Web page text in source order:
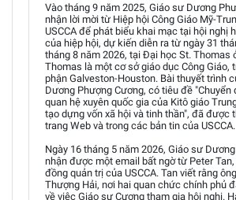
Vào tháng 9 năm 2025, Giáo sư Dương
nhận lời mời từ Hiệp hội Công Giáo Mỹ-
USCCA để phát biểu khai mạc tại hội nghị
của hiệp hội, dự kiến diễn ra từ ngày 31
tháng 8 năm 2026, tại Đại học St. Thomas
Thomas là một cơ sở giáo dục Công Giáo,
phận Galveston-Houston. Bài thuyết trình
Dương Phượng Cương, có tiêu đề "Chuyển
quan hệ xuyên quốc gia của Kitô giáo
tạo dựng vốn xã hội và tinh thần", đã được
trang Web và trong các bản tin của USCCA.
Ngày 16 tháng 5 năm 2026, Giáo sư
nhận được một email bất ngờ từ Peter
đồng quản trị của USCCA. Tan viết rằng
Thượng Hải, nơi hai quan chức chính phủ
về việc Giáo sư Cương tham gia hội nghị.